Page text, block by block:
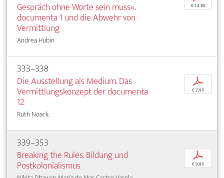
Gespräch ohne Worte sein muss«.
documenta 1 und die Abwehr von
Vermittlung
Andrea Hubin
€ 14,95
333–338
Die Ausstellung als Medium. Das
Vermittlungskonzept der documenta
12
Ruth Noack
p
€ 7,95
339–353
Breaking the Rules. Bildung und
Postkolonialismus
p
€ 9,95